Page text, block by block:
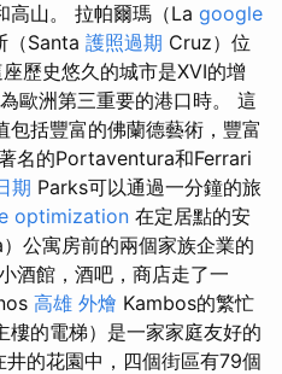
高山。 拉帕爾瑪（La google
（Santa 護照過期 Cruz）位
歷史悠久的城市是XVI的增
歐洲第三重要的港口時。 這
包括豐富的佛蘭德藝術，豐富
名的Portaventura和Ferrari
期 Parks可以通過一分鐘的旅
optimization 在定居點​​的安
公寓房前的兩個家族企業的
酒館，酒吧，商店走了一
高雄 外燴 Kambos的繁忙
樓的電梯）是一家家庭友好的
井的花園中，四個街區有79個